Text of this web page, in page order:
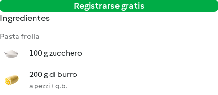
Registrarse gratis
Ingredientes
Pasta frolla
100 g zucchero
200 g di burro
a pezzi + q.b.